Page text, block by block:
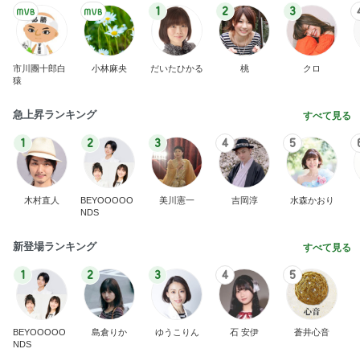
市川團十郎白
猿
小林麻央
1
だいたひかる
2
桃
3
クロ
急上昇ランキング すべて見る
1
木村直人
2
BEYOOOOO
NDS
3
美川憲一
4
吉岡淳
5
水森かおり
新登場ランキング すべて見る
1
BEYOOOOO
NDS
2
島倉りか
3
ゆうこりん
4
石 安伊
5
蒼井心音